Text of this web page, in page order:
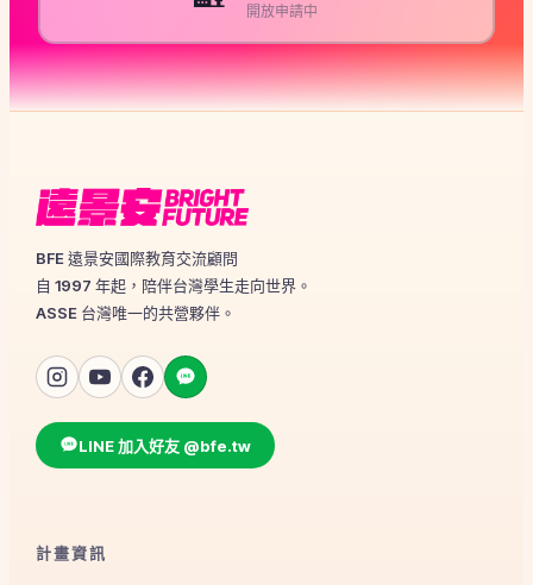
開放申請中
BFE 遠景安國際教育交流顧問
自 1997 年起，陪伴台灣學生走向世界。
ASSE 台灣唯一的共營夥伴。
LINE 加入好友 @bfe.tw
計畫資訊